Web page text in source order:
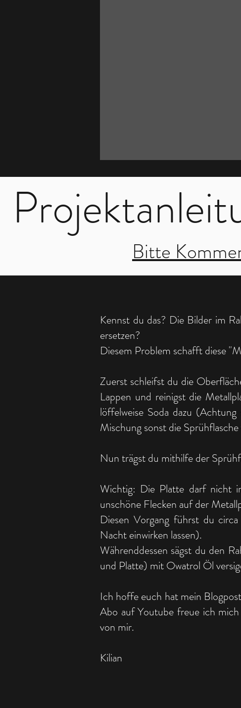
Kennst du das? Die Bilder im
ersetzen?
Diesem Problem schafft diese
Zuerst schleifst du die
Lappen und reinigst die
löffelweise Soda dazu
Mischung sonst die
Nun trägst du mithilfe der
Wichtig: Die Platte darf nicht
unschöne Flecken auf der
Diesen Vorgang führst du
Nacht einwirken lassen).
Währenddessen sägst du den
und Platte) mit Owatrol Öl
Ich hoffe euch hat mein
Abo auf Youtube freue ich
von mir.
Kilian
Bitte